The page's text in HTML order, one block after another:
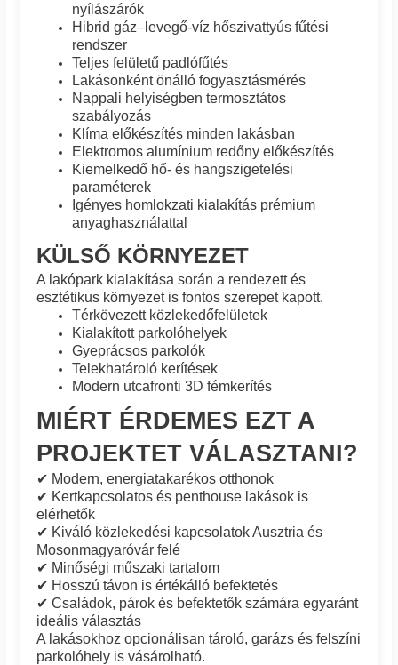
nyílászárók
Hibrid gáz–levegő-víz hőszivattyús fűtési
rendszer
Teljes felületű padlófűtés
Lakásonként önálló fogyasztásmérés
Nappali helyiségben termosztátos
szabályozás
Klíma előkészítés minden lakásban
Elektromos alumínium redőny előkészítés
Kiemelkedő hő- és hangszigetelési
paraméterek
Igényes homlokzati kialakítás prémium
anyaghasználattal
KÜLSŐ KÖRNYEZET
A lakópark kialakítása során a rendezett és
esztétikus környezet is fontos szerepet kapott.
Térkövezett közlekedőfelületek
Kialakított parkolóhelyek
Gyeprácsos parkolók
Telekhatároló kerítések
Modern utcafronti 3D fémkerítés
MIÉRT ÉRDEMES EZT A
PROJEKTET VÁLASZTANI?
✔ Modern, energiatakarékos otthonok
✔ Kertkapcsolatos és penthouse lakások is
elérhetők
✔ Kiváló közlekedési kapcsolatok Ausztria és
Mosonmagyaróvár felé
✔ Minőségi műszaki tartalom
✔ Hosszú távon is értékálló befektetés
✔ Családok, párok és befektetők számára egyaránt
ideális választás
A lakásokhoz opcionálisan tároló, garázs és felszíni
parkolóhely is vásárolható.